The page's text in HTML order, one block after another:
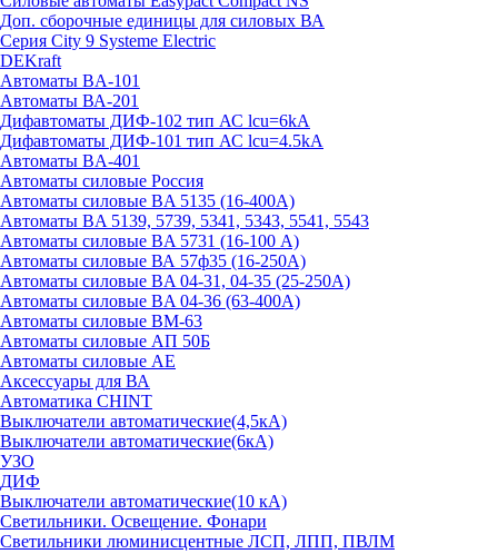
Доп. сборочные единицы для силовых ВА
Серия City 9 Systeme Electric
DEKraft
Автоматы BA-101
Автоматы ВА-201
Дифавтоматы ДИФ-102 тип АС lcu=6kA
Дифавтоматы ДИФ-101 тип АС lcu=4.5kA
Автоматы BA-401
Автоматы силовые Россия
Автоматы силовые BA 5135 (16-400А)
Автоматы BA 5139, 5739, 5341, 5343, 5541, 5543
Автоматы силовые BA 5731 (16-100 А)
Автоматы силовые ВА 57ф35 (16-250А)
Автоматы силовые BA 04-31, 04-35 (25-250А)
Автоматы силовые BA 04-36 (63-400А)
Автоматы силовые ВМ-63
Автоматы силовые АП 50Б
Автоматы силовые АЕ
Аксессуары для ВА
Автоматика CHINT
Выключатели автоматические(4,5кА)
Выключатели автоматические(6кА)
УЗО
ДИФ
Выключатели автоматические(10 кА)
Светильники. Освещение. Фонари
Светильники люминисцентные ЛСП, ЛПП, ПВЛМ